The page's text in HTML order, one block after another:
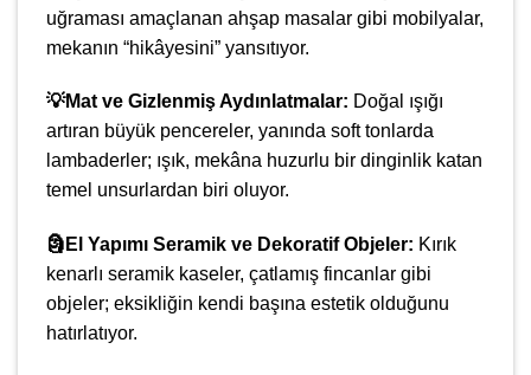
uğraması amaçlanan ahşap masalar gibi mobilyalar,
mekanın “hikâyesini” yansıtıyor.
💡Mat ve Gizlenmiş Aydınlatmalar: Doğal ışığı
artıran büyük pencereler, yanında soft tonlarda
lambaderler; ışık, mekâna huzurlu bir dinginlik katan
temel unsurlardan biri oluyor.
🗿El Yapımı Seramik ve Dekoratif Objeler: Kırık
kenarlı seramik kaseler, çatlamış fincanlar gibi
objeler; eksikliğin kendi başına estetik olduğunu
hatırlatıyor.